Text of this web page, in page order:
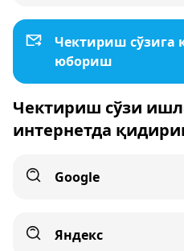
Чектириш
юбориш
Чектириш сўзи
интернетда
Google
Яндекс